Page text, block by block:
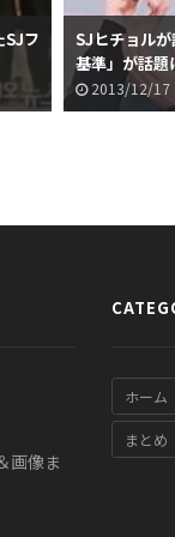
SJフ
SJヒチョル
基準」が話題
2013/12/17
画像ま
ホーム
まとめ